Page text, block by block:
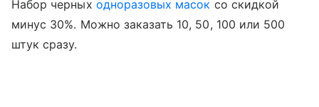
Набор черных одноразовых масок со скидкой
минус 30%. Можно заказать 10, 50, 100 или 500
штук сразу.